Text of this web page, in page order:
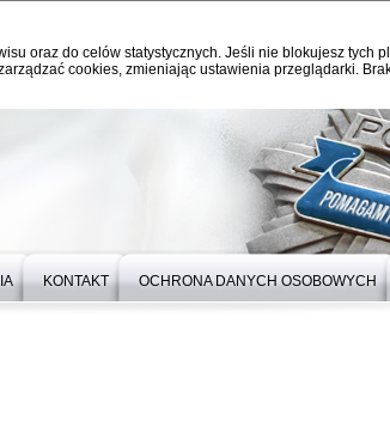
oraz do celów statystycznych. Jeśli nie blokujesz tych
cookies, zmieniając ustawienia przeglądarki.
KONTAKT OCHRONA DANYCH OSOBOWYCH